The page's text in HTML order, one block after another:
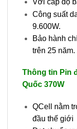
Với cấp độ
Công suất
9.600W.
Bảo hành
trên 25 năm.
Thông tin Pin
Quốc 370W
QCell nằm
đầu thế giới